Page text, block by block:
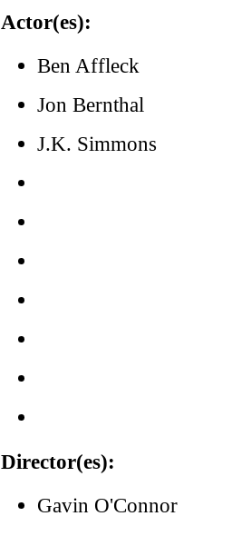
Actor(es):
Ben Affleck
Jon Bernthal
J.K. Simmons
Director(es):
Gavin O'Connor